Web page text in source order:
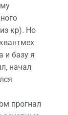
кр). Но
и базу я
начал
прогнал